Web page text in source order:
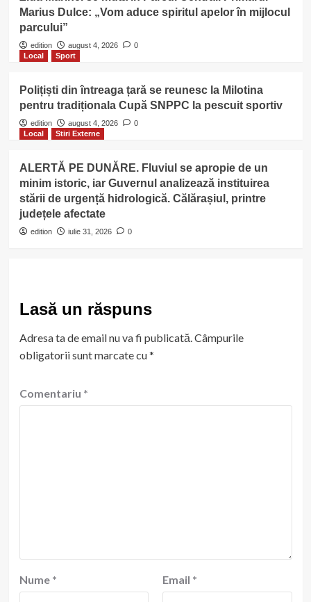
Marius Dulce: „Vom aduce spiritul apelor în mijlocul
parcului”
edition august 4, 2026
0
Local
Sport
Polițiști din întreaga țară se reunesc la Milotina
pentru tradiționala Cupă SNPPC la pescuit sportiv
edition august 4, 2026
0
Local
Stiri Externe
ALERTĂ PE DUNĂRE. Fluviul se apropie de un
minim istoric, iar Guvernul analizează instituirea
stării de urgență hidrologică. Călărașiul, printre
județele afectate
edition iulie 31, 2026 0
Lasă un răspuns
Adresa ta de email nu va fi publicată.Câmpurile
obligatorii sunt marcate cu*
Comentariu *
Nume * Email *